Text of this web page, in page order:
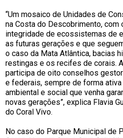
“Um mosaico de Unidades de
na Costa do Descobrimento, com
integridade de ecossistemas de
as futuras gerações e que
o caso da Mata Atlântica, bacias
restingas e os recifes de corais.
participa de oito conselhos
e federais, sempre de forma
ambiental e social que venha
novas gerações”, explica Flavia
do Coral Vivo.
No caso do Parque Municipal de